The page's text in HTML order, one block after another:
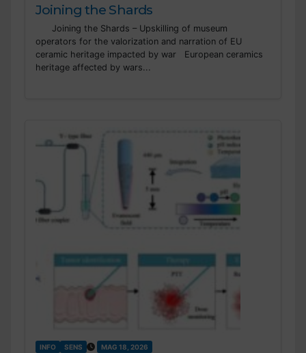
Joining the Shards
Joining the Shards – Upskilling of museum
operators for the valorization and narration of EU
ceramic heritage impacted by war European ceramics
heritage affected by wars...
INFO SENS MAG 18, 2026